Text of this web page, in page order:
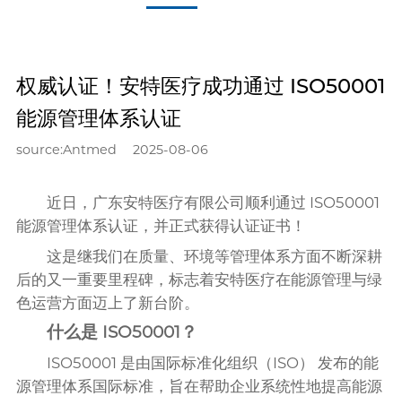
权威认证！安特医疗成功通过 ISO50001
能源管理体系认证
source:Antmed 2025-08-06
近日，广东安特医疗有限公司顺利通过 ISO50001
能源管理体系认证，并正式获得认证证书！
这是继我们在质量、环境等管理体系方面不断深耕
后的又一重要里程碑，标志着安特医疗在能源管理与绿
色运营方面迈上了新台阶。
什么是 ISO50001？
ISO50001 是由国际标准化组织（ISO） 发布的能
源管理体系国际标准，旨在帮助企业系统性地提高能源